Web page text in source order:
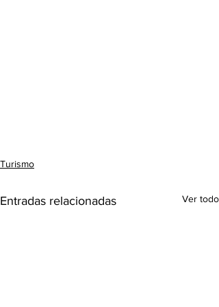
Turismo
Entradas relacionadas Ver todo